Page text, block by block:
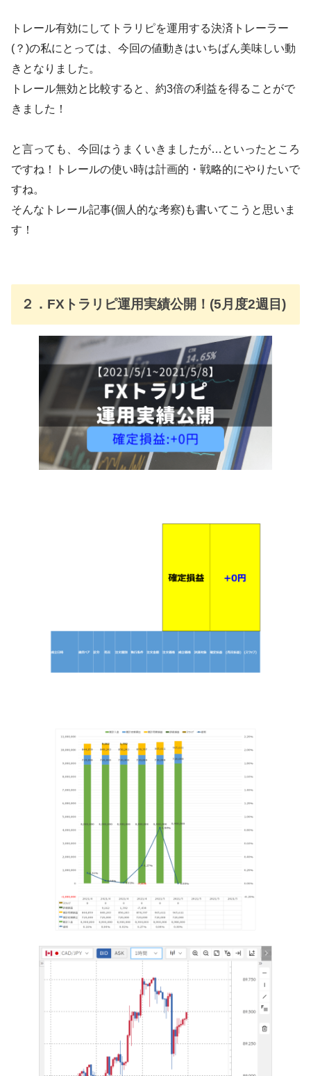
トレール有効にしてトラリピを運用する決済トレーラー
(？)の私にとっては、今回の値動きはいちばん美味しい動
きとなりました。
トレール無効と比較すると、約3倍の利益を得ることがで
きました！
と言っても、今回はうまくいきましたが…といったところ
ですね！トレールの使い時は計画的・戦略的にやりたいで
すね。
そんなトレール記事(個人的な考察)も書いてこうと思いま
す！
２．FXトラリピ運用実績公開！(5月度2週目)